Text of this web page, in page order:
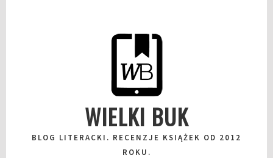
WIELKI BUK
BLOG LITERACKI. RECENZJE KSIĄŻEK OD 2012
ROKU.